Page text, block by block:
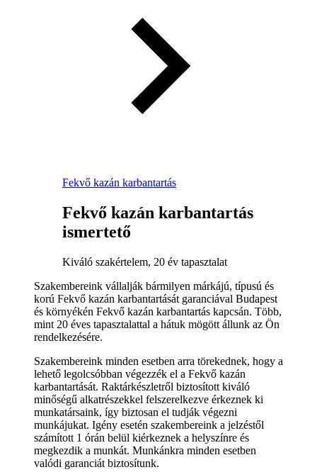
Fekvő kazán karbantartás
Fekvő kazán karbantartás
ismertető
Kiváló szakértelem, 20 év tapasztalat
Szakembereink vállalják bármilyen márkájú, típusú és
korú Fekvő kazán karbantartását garanciával Budapest
és környékén Fekvő kazán karbantartás kapcsán. Több,
mint 20 éves tapasztalattal a hátuk mögött állunk az Ön
rendelkezésére.
Szakembereink minden esetben arra törekednek, hogy a
lehető legolcsóbban végezzék el a Fekvő kazán
karbantartását. Raktárkészletről biztosított kiváló
minőségű alkatrészekkel felszerelkezve érkeznek ki
munkatársaink, így biztosan el tudják végezni
munkájukat. Igény esetén szakembereink a jelzéstől
számított 1 órán belül kiérkeznek a helyszínre és
megkezdik a munkát. Munkánkra minden esetben
valódi garanciát biztosítunk.